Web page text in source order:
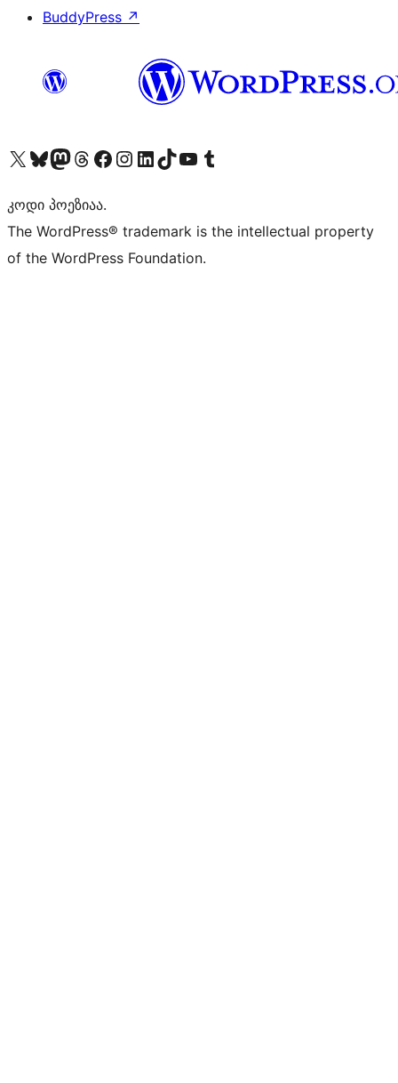
BuddyPress ↗
Visit our X (formerly Twitter) account
Visit our Bluesky account
Visit our Mastodon account
Visit our Threads account
Visit our Facebook page
Visit our Instagram account
Visit our LinkedIn account
Visit our TikTok account
Visit our YouTube channel
Visit our Tumblr account
კოდი პოეზიაა.
The WordPress® trademark is the intellectual property
of the WordPress Foundation.